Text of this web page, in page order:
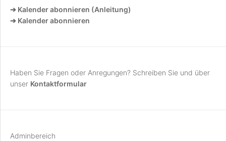
➔ Kalender abonnieren (Anleitung)
➔ Kalender abonnieren
Haben Sie Fragen oder Anregungen? Schreiben Sie und über
unser Kontaktformular
Adminbereich